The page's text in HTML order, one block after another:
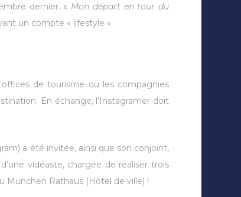
dernier. « Mon départ en tour du
un compte « lifestyle ».
de tourisme ou les compagnies
En échange, l’Instagramer doit
a été invitée, ainsi que son conjoint,
vidéaste, chargée de réaliser trois
Munchen Rathaus (Hôtel de ville) !